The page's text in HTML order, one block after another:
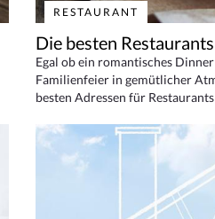
RESTAURANT
Die besten Restaurants
Egal ob ein romantisches
Familienfeier in gemütlicher
besten Adressen für